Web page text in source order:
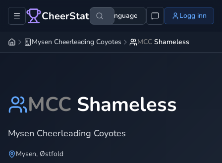
CheerStats Language Logg inn
Mysen Cheerleading Coyotes MCC Shameless
MCC Shameless
Mysen Cheerleading Coyotes
Mysen, Østfold